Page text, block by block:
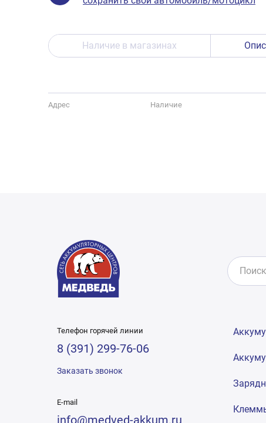
Наличие в магазинах
Адрес Наличие
Телефон горячей линии
8 (391) 299-76-06
Заказать звонок
E-mail
info@medved-akkum.ru